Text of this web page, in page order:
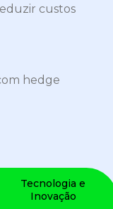
custos
hedge
Tecnologia e
Inovação